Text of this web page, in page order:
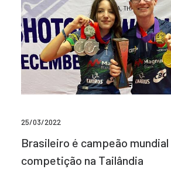
25/03/2022
Brasileiro é campeão
competição na Tailândia